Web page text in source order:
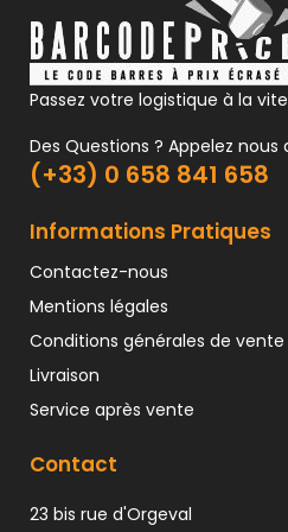
Passez votre logistique à la
Des Questions ? Appelez nous
(+33) 0 658 841 658
Informations Pratiques
Contactez-nous
Mentions légales
Conditions générales de vente
Livraison
Service après vente
Contact
23 bis rue d'Orgeval